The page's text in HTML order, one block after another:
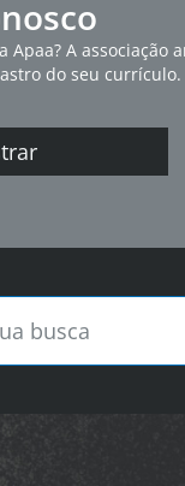
A associação
do seu currículo.